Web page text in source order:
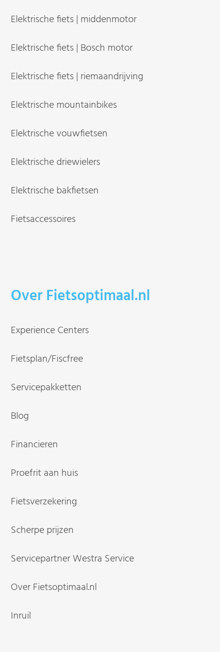
Elektrische fiets | middenmotor
Elektrische fiets | Bosch motor
Elektrische fiets | riemaandrijving
Elektrische mountainbikes
Elektrische vouwfietsen
Elektrische driewielers
Elektrische bakfietsen
Fietsaccessoires
Over Fietsoptimaal.nl
Experience Centers
Fietsplan/Fiscfree
Servicepakketten
Blog
Financieren
Proefrit aan huis
Fietsverzekering
Scherpe prijzen
Servicepartner Westra Service
Over Fietsoptimaal.nl
Inruil